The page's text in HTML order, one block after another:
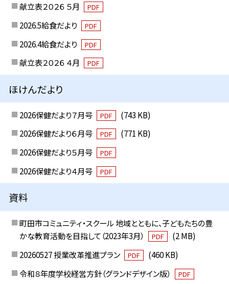
献立表２０２６ ５月
PDF
2026.5給食だより PDF
2026.4給食だより PDF
献立表２０２６ ４月 PDF
ほけんだより
2026保健だより７月号 PDF
(743 KB)
2026保健だより６月号
PDF
(771 KB)
2026保健だより５月号
PDF
2026保健だより４月号 PDF
資料
町田市コミュニティ・スクール 地域とともに、子どもたちの豊
かな教育活動を目指して（2023年3月）
PDF
(2 MB)
20260527 授業改革推進プラン
PDF
(460 KB)
令和８年度学校経営方針（グランドデザイン版）
PDF